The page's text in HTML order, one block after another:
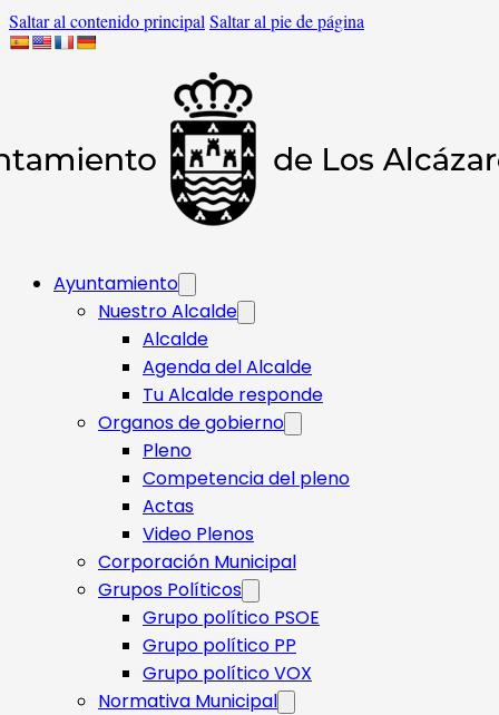
Saltar al contenido principal Saltar al pie de página
Ayuntamiento
Nuestro Alcalde
Alcalde
Agenda del Alcalde
Tu Alcalde responde​
Organos de gobierno
Pleno
Competencia del pleno
Actas
Video Plenos
Corporación Municipal
Grupos Políticos
Grupo político PSOE
Grupo político PP
Grupo político VOX
Normativa Municipal